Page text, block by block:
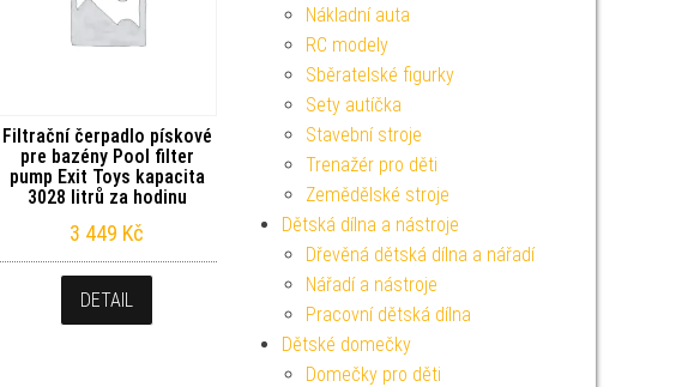
Filtrační čerpadlo pískové
pre bazény Pool filter
pump Exit Toys kapacita
3028 litrů za hodinu
3 449 Kč
DETAIL
Nákladní auta
RC modely
Sběratelské figurky
Sety autíčka
Stavební stroje
Trenažér pro děti
Zemědělské stroje
Dětská dílna a nástroje
Dřevěná dětská dílna a nářadí
Nářadí a nástroje
Pracovní dětská dílna
Dětské domečky
Domečky pro děti